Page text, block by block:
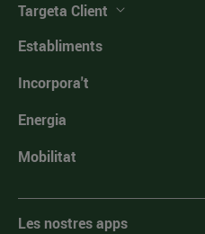
Targeta Client
Establiments
Incorpora't
Energia
Mobilitat
Les nostres apps